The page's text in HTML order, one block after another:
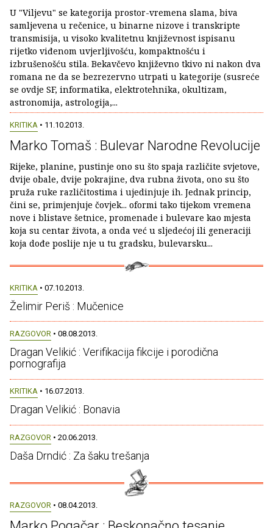
U "Viljevu" se kategorija prostor-vremena slama, biva
samljevena u rečenice, u binarne nizove i transkripte
transmisija, u visoko kvalitetnu književnost ispisanu
rijetko viđenom uvjerljivošću, kompaktnošću i
izbrušenošću stila. Bekavčevo književno tkivo ni nakon dva
romana ne da se bezrezervno utrpati u kategorije (susreće
se ovdje SF, informatika, elektrotehnika, okultizam,
astronomija, astrologija,...
KRITIKA • 11.10.2013.
Marko Tomaš : Bulevar Narodne Revolucije
Rijeke, planine, pustinje ono su što spaja različite svjetove,
dvije obale, dvije pokrajine, dva rubna života, ono su što
pruža ruke različitostima i ujedinjuje ih. Jednak princip,
čini se, primjenjuje čovjek... oformi tako tijekom vremena
nove i blistave šetnice, promenade i bulevare kao mjesta
koja su centar života, a onda već u sljedećoj ili generaciji
koja dođe poslije nje u tu gradsku, bulevarsku...
KRITIKA • 07.10.2013.
Želimir Periš : Mučenice
RAZGOVOR • 08.08.2013.
Dragan Velikić : Verifikacija fikcije i porodična
pornografija
KRITIKA • 16.07.2013.
Dragan Velikić : Bonavia
RAZGOVOR • 20.06.2013.
Daša Drndić : Za šaku trešanja
RAZGOVOR • 08.04.2013.